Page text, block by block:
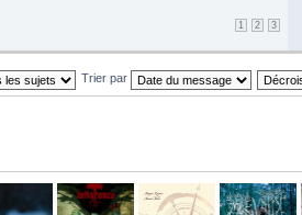
1 2 3
Trier par